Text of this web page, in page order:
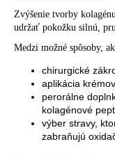
Zvýšenie tvorby
udržať pokožku silnú,
Medzi možné spôsoby,
chirurgické
aplikácia
perorálne
kolagénové
výber stravy,
zabraňujú